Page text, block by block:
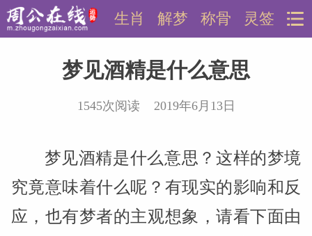
灵签
称骨
解梦
生肖
梦见酒精是什么意思
1545次阅读 2019年6月13日
梦见酒精是什么意思？这样的梦境
究竟意味着什么呢？有现实的影响和反
应，也有梦者的主观想象，请看下面由